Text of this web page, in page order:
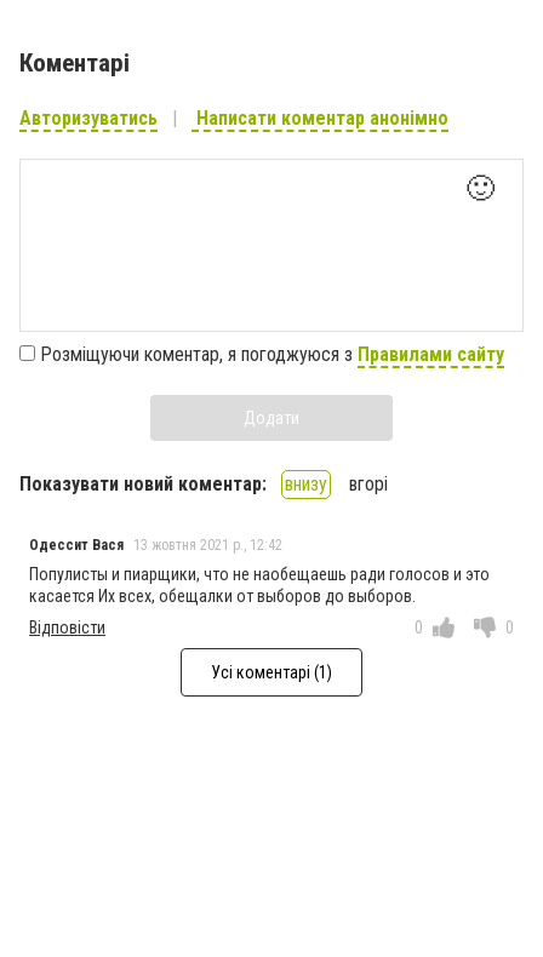
Коментарі
Авторизуватись Написати коментар анонімно
🙂
Розміщуючи коментар, я погоджуюся з Правилами сайту
Додати
Показувати новий коментар: внизу вгорі
Одессит Вася 13 жовтня 2021 р., 12:42
Популисты и пиарщики, что не наобещаешь ради голосов и это
касается Их всех, обещалки от выборов до выборов.
Відповісти
0 0
Усі коментарі (1)